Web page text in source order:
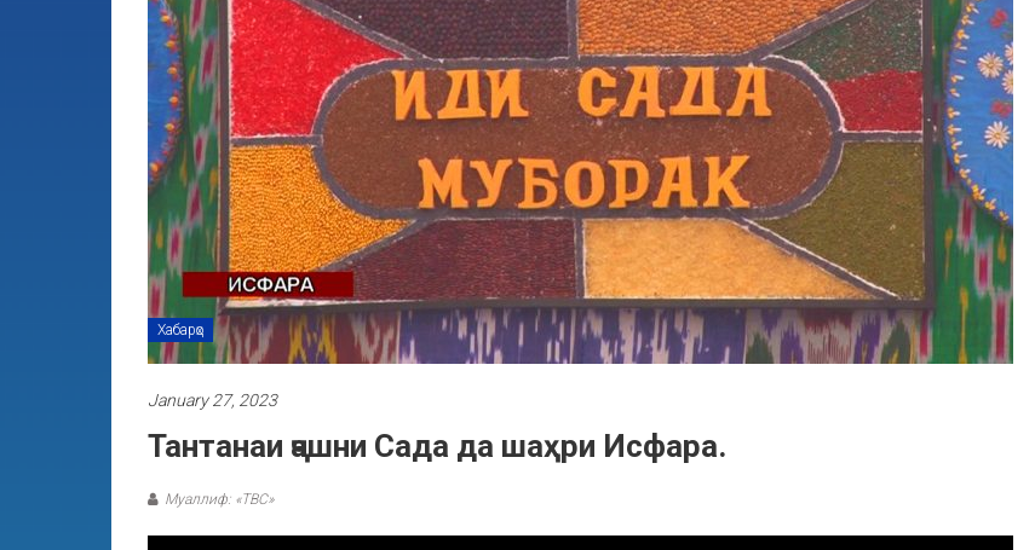
Хабарҳо
January 27, 2023
Тантанаи ҷашни Сада да шаҳри Исфара.
Муаллиф: «ТВС»